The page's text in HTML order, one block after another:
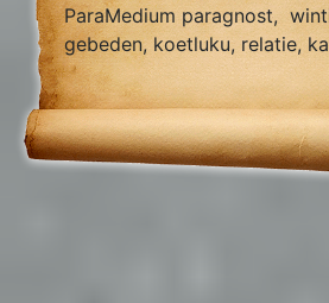
ParaMedium paragnost,
gebeden, koetluku, relatie,
fotoreading, zielsliefde,
toekomst voorspelling,
gidscontact.